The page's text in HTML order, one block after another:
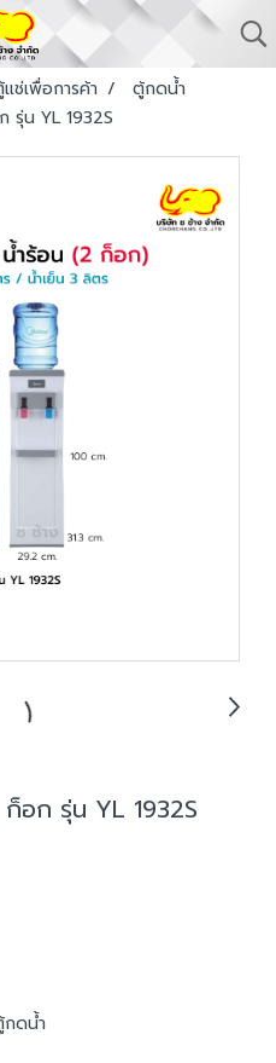
ช่เพื่อการค้า
ตู้กดน้ำ
รุ่น YL 1932S
อก รุ่น YL 1932S
ดน้ำ